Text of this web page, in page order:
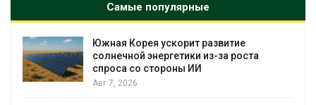
Самые популярные
Южная Корея ускорит развитие
солнечной энергетики из-за роста
спроса со стороны ИИ
Авг 7, 2026